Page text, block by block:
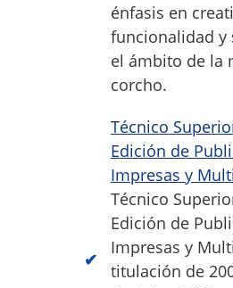
énfasis en
funcionalidad y
el ámbito de la
corcho.
Técnico
Edición de
Impresas y
Técnico
Edición de
Impresas y
titulación de